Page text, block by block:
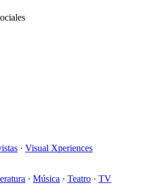
· Visual Xperiences
· Música · Teatro · TV